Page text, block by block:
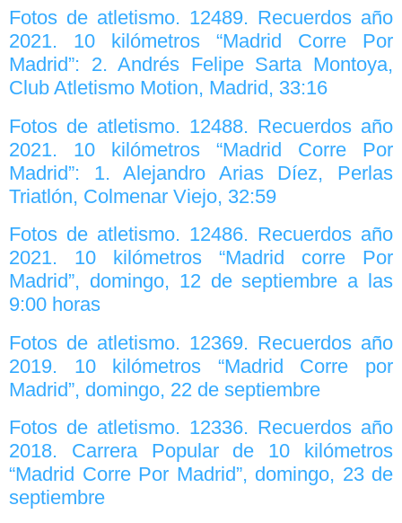
Fotos de atletismo. 12489. Recuerdos año
2021. 10 kilómetros “Madrid Corre Por
Madrid”: 2. Andrés Felipe Sarta Montoya,
Club Atletismo Motion, Madrid, 33:16
Fotos de atletismo. 12488. Recuerdos año
2021. 10 kilómetros “Madrid Corre Por
Madrid”: 1. Alejandro Arias Díez, Perlas
Triatlón, Colmenar Viejo, 32:59
Fotos de atletismo. 12486. Recuerdos año
2021. 10 kilómetros “Madrid corre Por
Madrid”, domingo, 12 de septiembre a las
9:00 horas
Fotos de atletismo. 12369. Recuerdos año
2019. 10 kilómetros “Madrid Corre por
Madrid”, domingo, 22 de septiembre
Fotos de atletismo. 12336. Recuerdos año
2018. Carrera Popular de 10 kilómetros
“Madrid Corre Por Madrid”, domingo, 23 de
septiembre